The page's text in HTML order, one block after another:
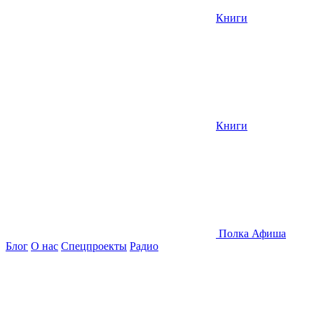
Книги
Книги
Полка Афиша
Блог О нас Спецпроекты Радио